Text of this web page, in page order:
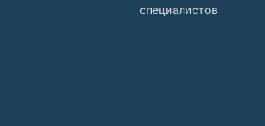
специалистов